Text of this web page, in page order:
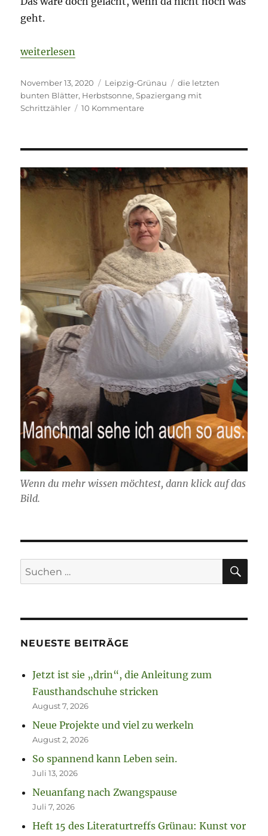
geht.
„Draußen mit Schrittzähler wegen meines
weiterlesen
Veröffentlicht
am
November 13, 2020 Kategorien
Leipzig-Grünau Schlagwörter
die letzten
bunten Blätter, Herbstsonne,Spaziergang mit
Schrittzähler
10 Kommentarezu
meines
Spatzenbaumes.
Wenn du mehr wissen möchtest, dann klick auf das
Bild.
Suchen
nach:
NEUESTE BEITRÄGE
Jetzt ist sie „drin“, die Anleitung zum
Fausthandschuhe stricken
August 7, 2026
Neue Projekte und viel zu werkeln
August 2, 2026
So spannend kann Leben sein.
Juli 13, 2026
Neuanfang nach Zwangspause
Juli 7, 2026
Heft 15 des Literaturtreffs Grünau: Kunst vor